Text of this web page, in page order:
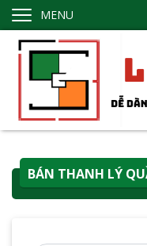
MENU
BÁN THANH LÝ